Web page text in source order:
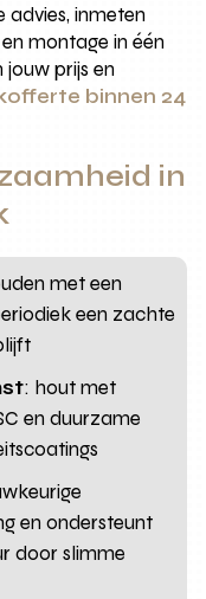
inmeten
montage in één
prijs en
binnen 24
in
met een
een zachte
: hout met
en duurzame
en ondersteunt
door slimme